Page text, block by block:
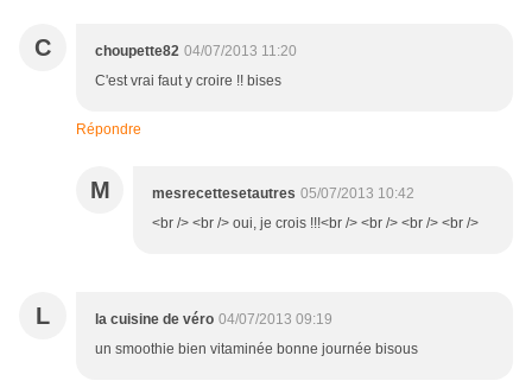
C choupette82 04/07/2013 11:20
C'est vrai faut y croire !! bises
Répondre
M mesrecettesetautres 05/07/2013 10:42
<br /> <br /> oui, je crois !!!<br /> <br /> <br /> <br />
L la cuisine de véro 04/07/2013 09:19
un smoothie bien vitaminée bonne journée bisous